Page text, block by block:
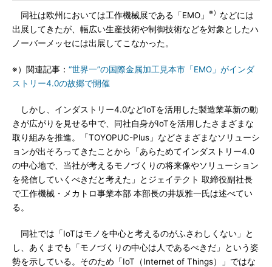
同社は欧州においては工作機械展である「EMO」 ※） などには
出展してきたが、幅広い生産技術や制御技術などを対象としたハ
ノーバーメッセには出展してこなかった。
※）関連記事： “世界一”の国際金属加工見本市「EMO」がインダ
ストリー4.0の故郷で開催
しかし、インダストリー4.0などIoTを活用した製造業革新の動
きが広がりを見せる中で、同社自身がIoTを活用したさまざまな
取り組みを推進。「TOYOPUC-Plus」などさまざまなソリューシ
ョンが出そろってきたことから「あらためてインダストリー4.0
の中心地で、当社が考えるモノづくりの将来像やソリューション
を発信していくべきだと考えた」とジェイテクト 取締役副社長
で工作機械・メカトロ事業本部 本部長の井坂雅一氏は述べてい
る。
同社では「IoTはモノを中心と考えるのがふさわしくない」と
し、あくまでも「モノづくりの中心は人であるべきだ」という姿
勢を示している。そのため「IoT（Internet of Things）」ではな